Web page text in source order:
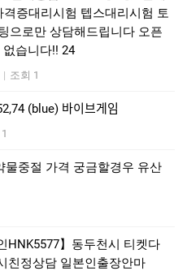
증대리시험 텝스대리시험 토
으로만 상담해드립니다 오픈
습니다!! 24
| 조회 1
(blue) 바이브게임
물중절 가격 궁금할경우 유산
HNK5577】동두천시 티켓다
친정상담 일본인출장안마